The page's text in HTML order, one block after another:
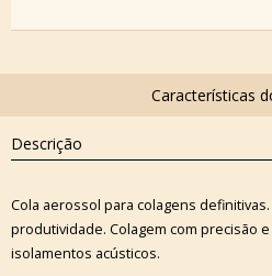
Descrição
Cola aerossol para colagens
produtividade. Colagem com precisão
isolamentos acústicos.